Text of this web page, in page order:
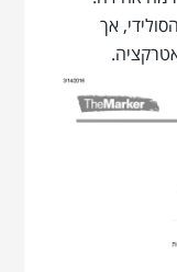
אך